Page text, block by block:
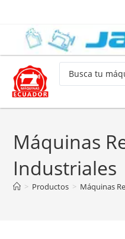
096 300 1034
Máquinas
Industriales
> Productos > Máquinas